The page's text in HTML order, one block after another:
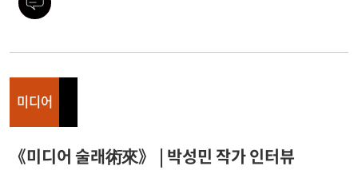
미디어
《미디어 술래術來》 | 박성민 작가 인터뷰